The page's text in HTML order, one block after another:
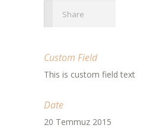
Share
Custom Field
This is custom field text
Date
20 Temmuz 2015